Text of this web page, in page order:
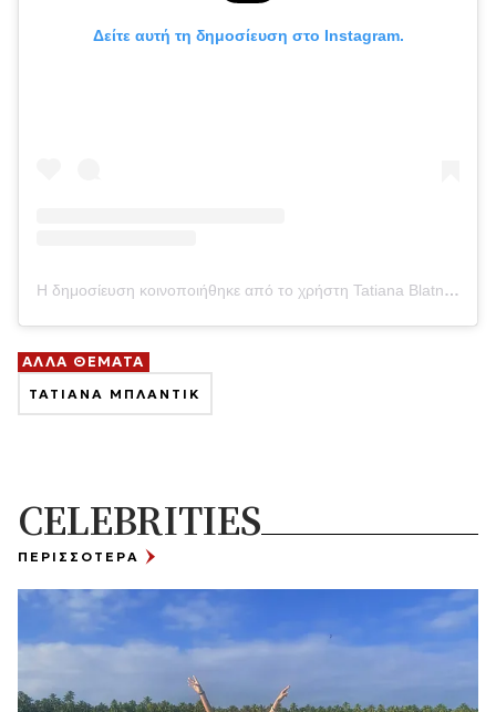
Δείτε αυτή τη δημοσίευση στο Instagram.
Η δημοσίευση κοινοποιήθηκε από το χρήστη Tatiana Blatnik (@tatianablatnik)
ΑΛΛΑ ΘΕΜΑΤΑ
ΤΑΤΙΑΝΑ ΜΠΛΑΝΤΙΚ
CELEBRITIES
ΠΕΡΙΣΣΟΤΕΡΑ